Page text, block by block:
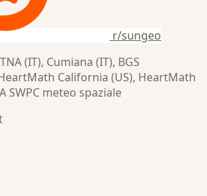
r/sungeo
(IT), Cumiana (IT), BGS
California (US), HeartMath
SWPC meteo spaziale